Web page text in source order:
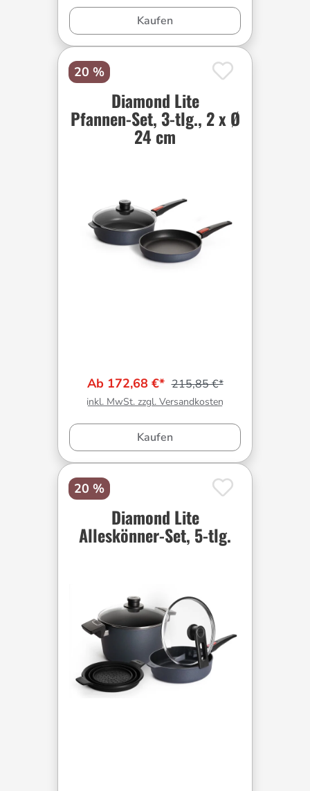
Kaufen
20 %
Diamond Lite
Pfannen-Set, 3-tlg., 2 x Ø
24 cm
Ab 172,68 €* 215,85 €*
inkl. MwSt. zzgl. Versandkosten
Kaufen
20 %
Diamond Lite
Alleskönner-Set, 5-tlg.